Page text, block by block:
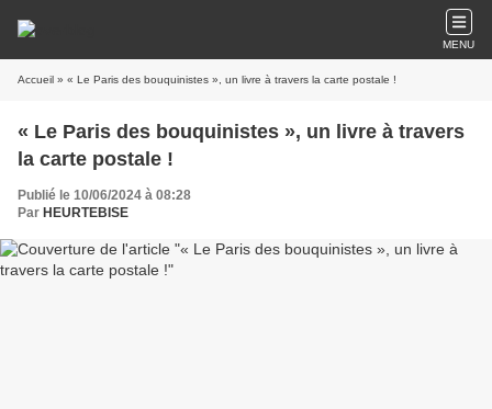
MENU
Accueil » « Le Paris des bouquinistes », un livre à travers la carte postale !
« Le Paris des bouquinistes », un livre à travers
la carte postale !
Publié le 10/06/2024 à 08:28
Par HEURTEBISE